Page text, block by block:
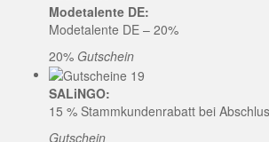
Modetalente DE:
Modetalente DE – 20%
20% Gutschein
SALiNGO:
15 % Stammkundenrabatt bei
Gutschein